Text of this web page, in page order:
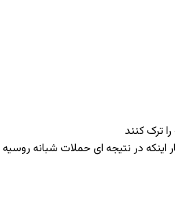
ترک کنند
اینکه در نتیجه ای حملات شبانه